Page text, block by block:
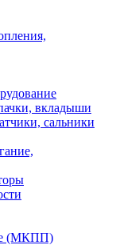
вкладыши
сальники
(МКПП)